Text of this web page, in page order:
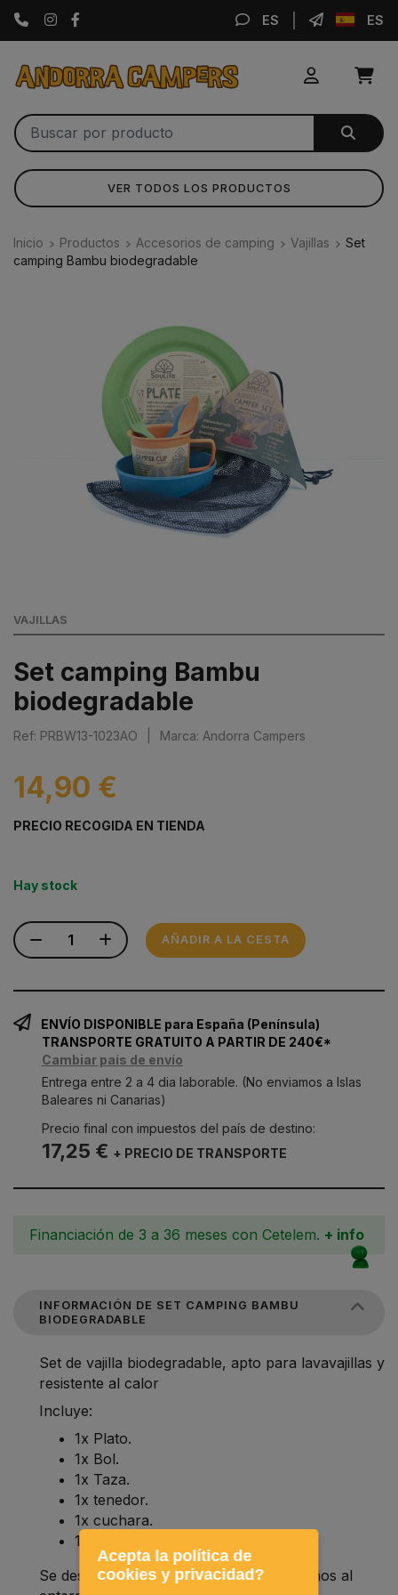
Instagram ES ES
VER TODOS LOS PRODUCTOS
Inicio Productos Accesorios de camping Vajillas
Set
camping Bambu biodegradable
VAJILLAS
Set camping Bambu
biodegradable
Ref: PRBW13-1023AO Marca: Andorra Campers
14,90 €
PRECIO RECOGIDA EN TIENDA
Hay stock
AÑADIR A LA CESTA
ENVÍO DISPONIBLE para España (Península)
TRANSPORTE GRATUITO A PARTIR DE 240€*
Cambiar país de envío
Entrega entre 2 a 4 dia laborable. (No enviamos a Islas
Baleares ni Canarias)
Precio final con impuestos del país de destino:
17,25 € + PRECIO DE TRANSPORTE
Financiación de 3 a 36 meses con Cetelem. + info
INFORMACIÓN DE SET CAMPING BAMBU
BIODEGRADABLE
Set de vajilla biodegradable, apto para lavavajillas y
resistente al calor
Incluye:
1x Plato.
1x Bol.
1x Taza.
1x tenedor.
1x cuchara.
1x cuchillo.
Se descomponen naturalmente en 2-3 años al
Acepta la política de
cookies y privacidad?